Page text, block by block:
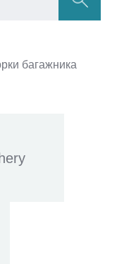
багажника